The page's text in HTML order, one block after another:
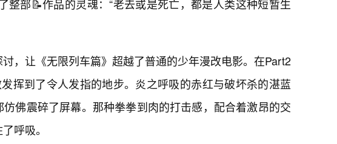
整部📝作品的灵魂：“老去或是死亡，都是人类这种短暂生
，让《无限列车篇》超越了普通的少年漫改电影。在Part2
挥到了令人发指的地步。炎之呼吸的赤红与破坏杀的湛蓝
佛震碎了屏幕。那种拳拳到肉的打击感，配合着激昂的交
呼吸。